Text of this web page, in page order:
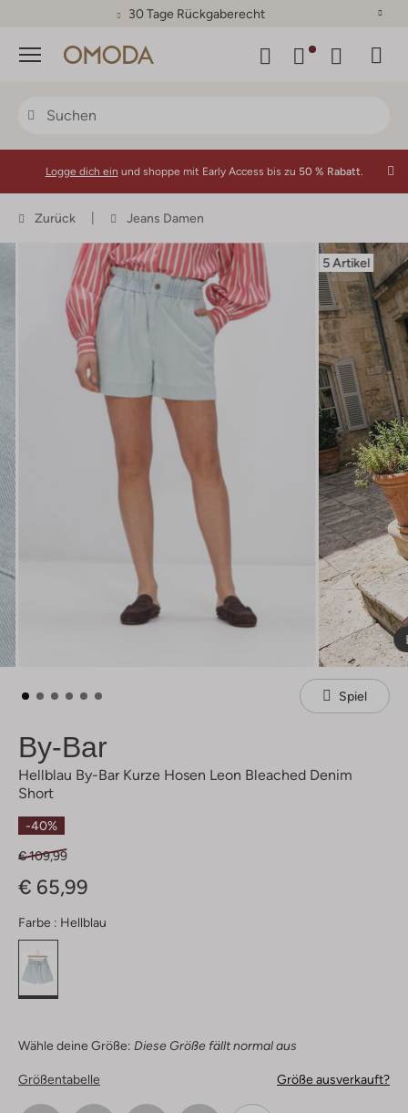
30 Tage Rückgaberecht
Menü
Logge dich ein und shoppe mit Early Access bis zu 50 % Rabatt.
Zurück Jeans Damen
5 Artikel
Spiel
By-Bar
Hellblau By-Bar Kurze Hosen Leon Bleached Denim
Short
-40%
€ 109,99
€ 65,99
Farbe : Hellblau
Wähle deine Größe: Diese Größe fällt normal aus
Größentabelle Größe ausverkauft?